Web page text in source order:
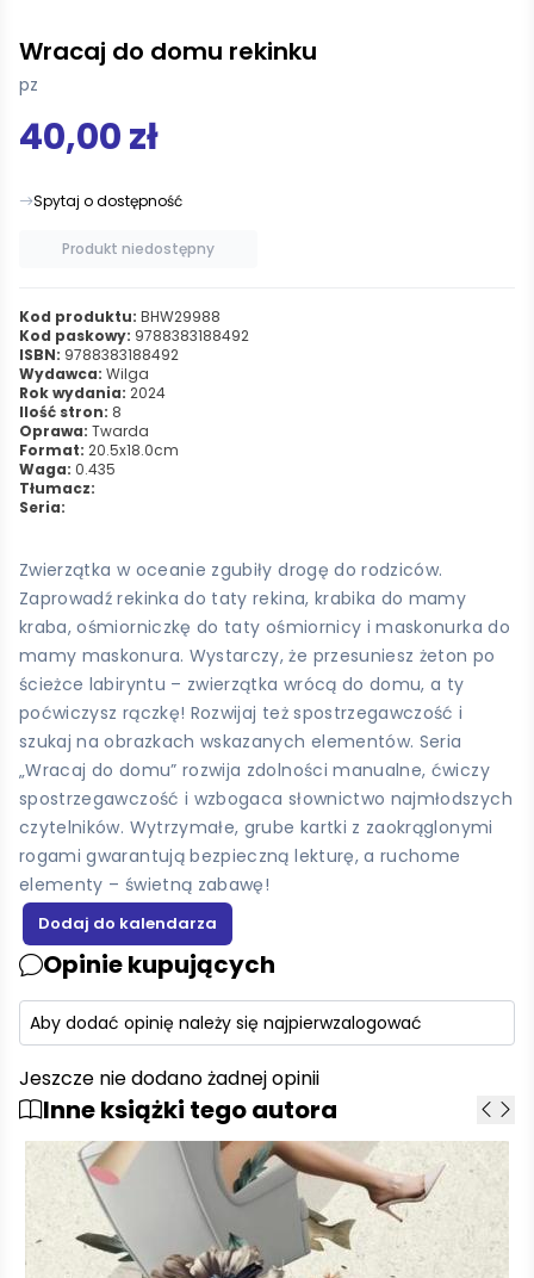
Wracaj do domu rekinku
pz
40,00 zł
Spytaj o dostępność
Produkt niedostępny
Kod produktu: BHW29988
Kod paskowy: 9788383188492
ISBN: 9788383188492
Wydawca: Wilga
Rok wydania: 2024
Ilość stron: 8
Oprawa: Twarda
Format: 20.5x18.0cm
Waga: 0.435
Tłumacz:
Seria:
Zwierzątka w oceanie zgubiły drogę do rodziców.
Zaprowadź rekinka do taty rekina, krabika do mamy
kraba, ośmiorniczkę do taty ośmiornicy i maskonurka do
mamy maskonura. Wystarczy, że przesuniesz żeton po
ścieżce labiryntu – zwierzątka wrócą do domu, a ty
poćwiczysz rączkę! Rozwijaj też spostrzegawczość i
szukaj na obrazkach wskazanych elementów. Seria
„Wracaj do domu” rozwija zdolności manualne, ćwiczy
spostrzegawczość i wzbogaca słownictwo najmłodszych
czytelników. Wytrzymałe, grube kartki z zaokrąglonymi
rogami gwarantują bezpieczną lekturę, a ruchome
elementy – świetną zabawę!
Opinie kupujących
Aby dodać opinię należy się najpierwzalogować
Jeszcze nie dodano żadnej opinii
Inne książki tego autora